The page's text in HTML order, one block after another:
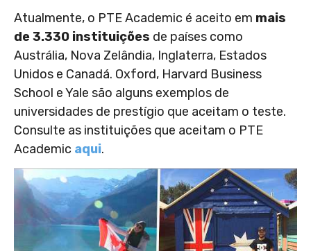
Atualmente, o PTE Academic é aceito em mais
de 3.330 instituições de países como
Austrália, Nova Zelândia, Inglaterra, Estados
Unidos e Canadá. Oxford, Harvard Business
School e Yale são alguns exemplos de
universidades de prestígio que aceitam o teste.
Consulte as instituições que aceitam o PTE
Academic aqui.